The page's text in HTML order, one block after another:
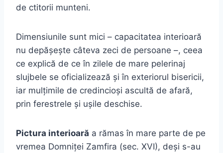
de ctitorii munteni.
Dimensiunile sunt mici – capacitatea interioară
nu depășește câteva zeci de persoane –, ceea
ce explică de ce în zilele de mare pelerinaj
slujbele se oficializează și în exteriorul bisericii,
iar mulțimile de credincioși ascultă de afară,
prin ferestrele și ușile deschise.
Pictura interioară a rămas în mare parte de pe
vremea Domniței Zamfira (sec. XVI), deși s-au